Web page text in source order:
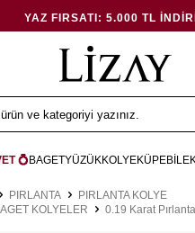
YAZ FIRSATI: 5.000 TL
💍 BAGETYÜZÜKKOLYEKÜPE
PIRLANTA
PIRLANTA KOLYE
KOLYELER
0.19 Karat